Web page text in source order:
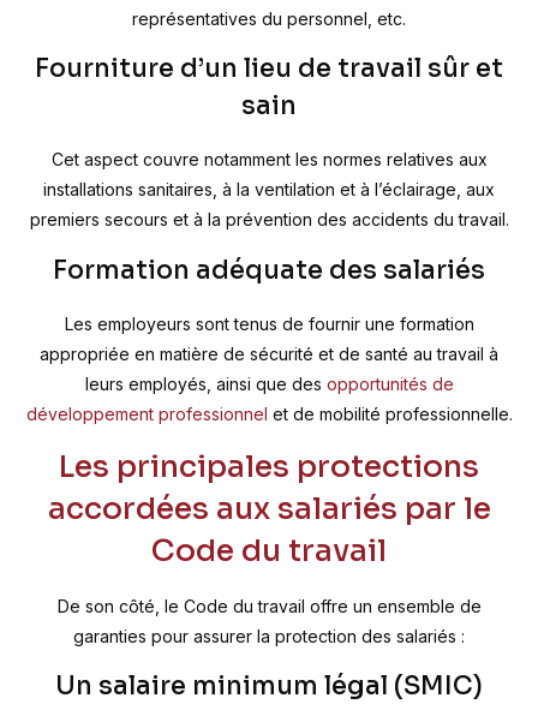
représentatives du personnel, etc.
Fourniture d’un lieu de travail sûr et
sain
Cet aspect couvre notamment les normes relatives aux
installations sanitaires, à la ventilation et à l’éclairage, aux
premiers secours et à la prévention des accidents du travail.
Formation adéquate des salariés
Les employeurs sont tenus de fournir une formation
appropriée en matière de sécurité et de santé au travail à
leurs employés, ainsi que des opportunités de
développement professionnel et de mobilité professionnelle.
Les principales protections
accordées aux salariés par le
Code du travail
De son côté, le Code du travail offre un ensemble de
garanties pour assurer la protection des salariés :
Un salaire minimum légal (SMIC)